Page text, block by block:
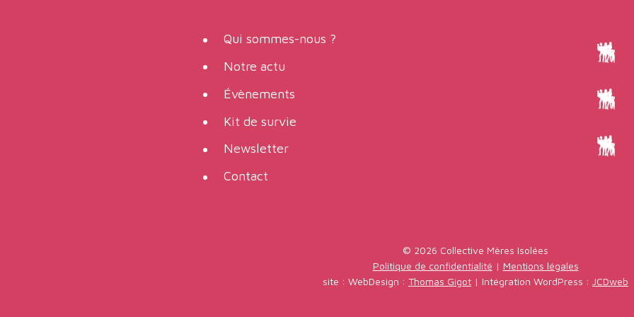
Qui sommes-nous ?
Notre actu
Évènements
Kit de survie
Newsletter
Contact
© 2026 Collective Mères Isolées
Politique de confidentialité | Mentions légales
site : WebDesign : Thomas Gigot | Intégration WordPress : JCDweb